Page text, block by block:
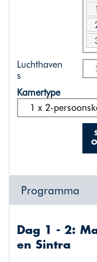
Luchthaven
s
Kamertype
1 x 2-
Programma
Dag 1 - 2:
en Sintra